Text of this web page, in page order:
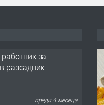
за
разсадник
преди 4 месеца